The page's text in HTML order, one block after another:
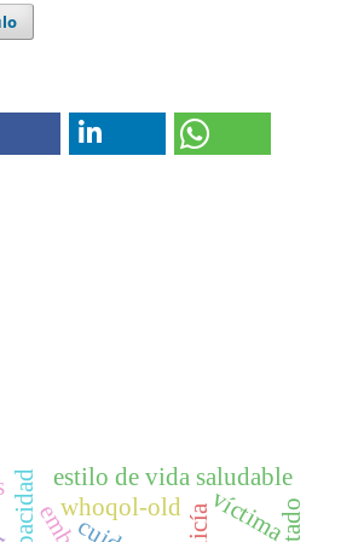
whoqol-old
estilo de vida saludable
víctima